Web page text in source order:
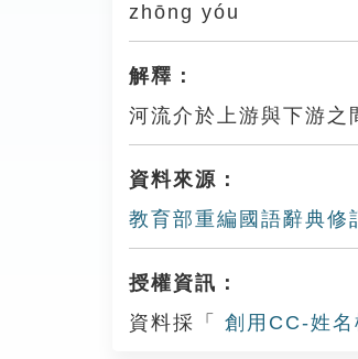
zhōng yóu
解釋：
河流介於上游與下游之
資料來源：
教育部重編國語辭典修
授權資訊：
資料採「
創用CC-姓